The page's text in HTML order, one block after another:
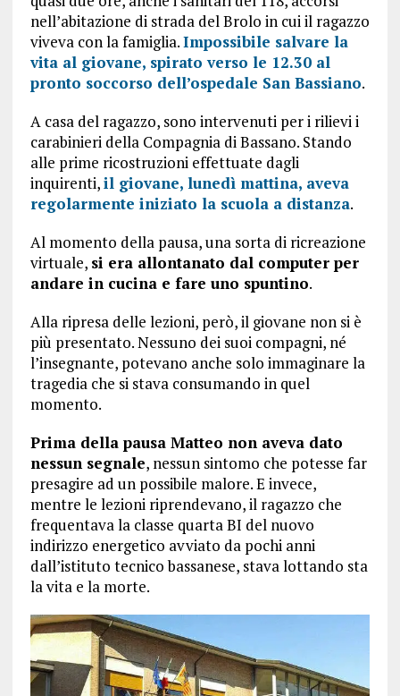
nell’abitazione di strada del Brolo in cui il ragazzo
viveva con la famiglia.Impossibile salvare la
vita al giovane, spirato verso le 12.30 al
pronto soccorso dell’ospedale San Bassiano.
A casa del ragazzo, sono intervenuti per i rilievi i
carabinieri della Compagnia di Bassano. Stando
alle prime ricostruzioni effettuate dagli
inquirenti,il giovane, lunedì mattina, aveva
regolarmente iniziato la scuola a distanza.
Al momento della pausa, una sorta di ricreazione
virtuale, si era allontanato dal computer per
andare in cucina e fare uno spuntino.
Alla ripresa delle lezioni, però, il giovane non si è
più presentato. Nessuno dei suoi compagni, né
l’insegnante, potevano anche solo immaginare la
tragedia che si stava consumando in quel
momento.
Prima della pausa Matteo non aveva dato
nessun segnale, nessun sintomo che potesse far
presagire ad un possibile malore. E invece,
mentre le lezioni riprendevano, il ragazzo che
frequentava la classe quarta BI del nuovo
indirizzo energetico avviato da pochi anni
dall’istituto tecnico bassanese, stava lottando sta
la vita e la morte.